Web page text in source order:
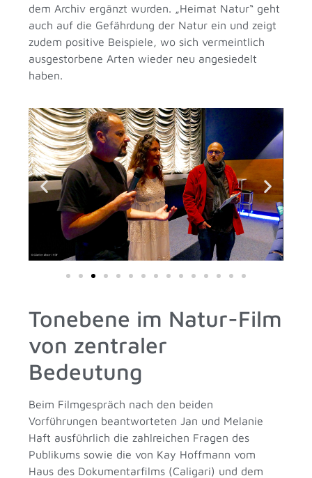
dem Archiv ergänzt wurden. „Heimat Natur“ geht
auch auf die Gefährdung der Natur ein und zeigt
zudem positive Beispiele, wo sich vermeintlich
ausgestorbene Arten wieder neu angesiedelt
haben.
Tonebene im Natur-Film
von zentraler
Bedeutung
Beim Filmgespräch nach den beiden
Vorführungen beantworteten Jan und Melanie
Haft ausführlich die zahlreichen Fragen des
Publikums sowie die von Kay Hoffmann vom
Haus des Dokumentarfilms (Caligari) und dem